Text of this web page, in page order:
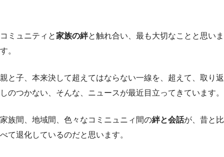
コミュニティと家族の絆と触れ合い、最も大切なことと思いま
す。
親と子、本来決して超えてはならない一線を、超えて、取り返
しのつかない、そんな、ニュースが最近目立ってきています。
家族間、地域間、色々なコミニュニィ間の絆と会話が、昔と比
べて退化しているのだと思います。